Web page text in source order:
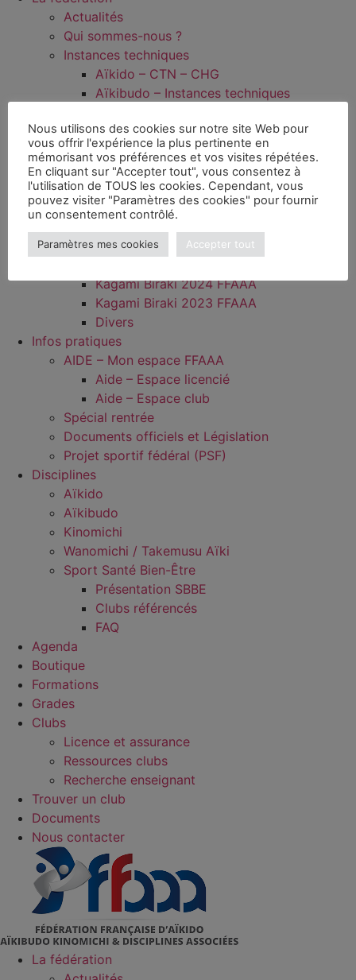
Actualités
Qui sommes-nous ?
Instances techniques
Aïkido – CTN – CHG
Aïkibudo – Instances techniques
Wanomichi/Takemusu Aïki – CSWTA
Commissions
Commission Prévention radicalisation et
violences sexuelles
Dans les régions
Médiathèque
Kagami Biraki 2024 FFAAA
Kagami Biraki 2023 FFAAA
Divers
Infos pratiques
AIDE – Mon espace FFAAA
Aide – Espace licencié
Aide – Espace club
Spécial rentrée
Documents officiels et Législation
Projet sportif fédéral (PSF)
Disciplines
Aïkido
Aïkibudo
Kinomichi
Wanomichi / Takemusu Aïki
Sport Santé Bien-Être
Présentation SBBE
Clubs référencés
FAQ
Agenda
Boutique
Formations
Grades
Clubs
Licence et assurance
Ressources clubs
Recherche enseignant
Trouver un club
Documents
Nous contacter
La fédération
Nous utilisons des cookies sur notre site Web pour
vous offrir l'expérience la plus pertinente en
mémorisant vos préférences et vos visites répétées.
En cliquant sur "Accepter tout", vous consentez à
l'utilisation de TOUS les cookies. Cependant, vous
pouvez visiter "Paramètres des cookies" pour fournir
un consentement contrôlé.
Paramètres mes cookies Accepter tout